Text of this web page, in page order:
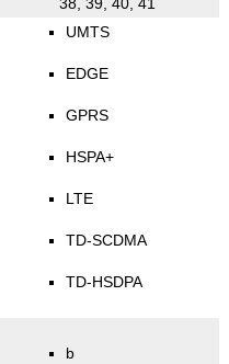
UMTS
EDGE
GPRS
HSPA+
LTE
TD-SCDMA
TD-HSDPA
b